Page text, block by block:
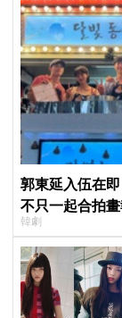
郭東延入伍在
不只一起合拍
韓劇